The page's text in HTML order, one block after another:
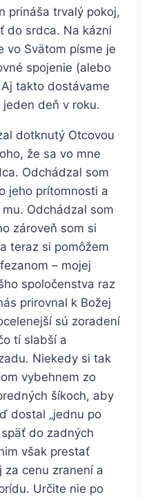
prináša trvalý pokoj,
do srdca. Na kázni
vo Svätom písme je
spojenie (alebo
takto dostávame
deň v roku.
dotknutý Otcovou
že sa vo mne
Odchádzal som
jeho prítomnosti a
Odchádzal som
zároveň som si
teraz si pomôžem
– mojej
spoločenstva raz
prirovnal k Božej
sú zoradení
tí slabší a
Niekedy si tak
vybehnem zo
šíkoch, aby
dostal „jednu po
do zadných
však prestať
za cenu zranení a
Určite nie po